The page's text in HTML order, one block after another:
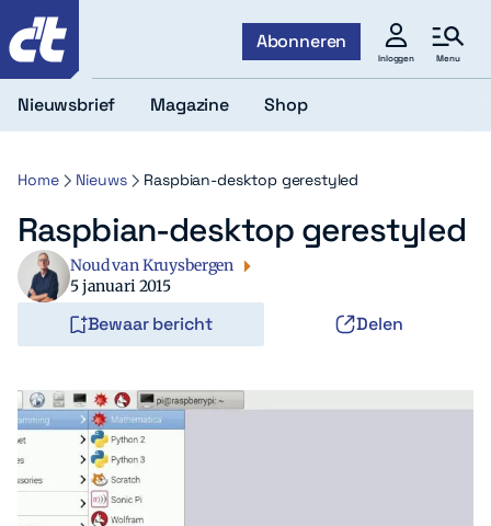
Abonneren
Inloggen Menu
Nieuwsbrief Magazine Shop
Home Nieuws Raspbian-desktop gerestyled
Raspbian-desktop gerestyled
Noud van Kruysbergen
5 januari 2015
Bewaar bericht Delen